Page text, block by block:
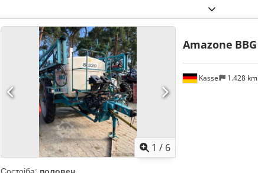
1 / 6
Kassel 1.428 km
Amazone BBG